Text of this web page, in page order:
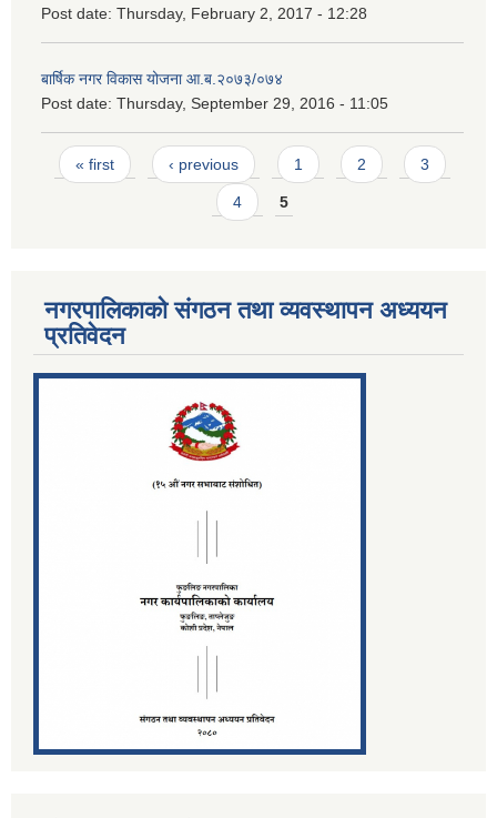
Post date: Thursday, February 2, 2017 - 12:28
बार्षिक नगर विकास योजना आ.ब.२०७३/०७४
Post date: Thursday, September 29, 2016 - 11:05
Pages
« first ‹ previous 1 2 3
4 5
नगरपालिकाको संगठन तथा व्यवस्थापन अध्ययन
प्रतिवेदन